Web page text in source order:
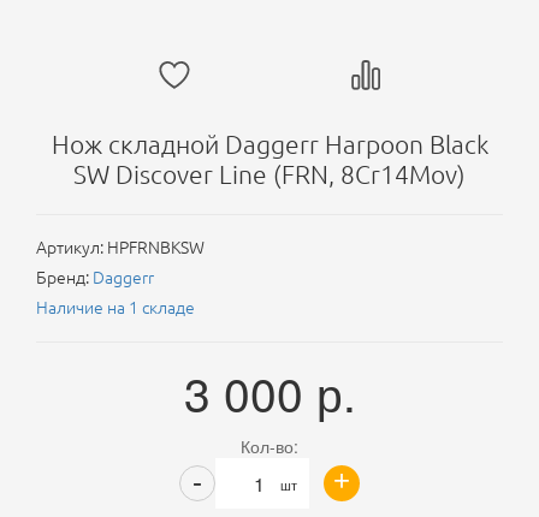
Нож складной Daggerr Harpoon Black
SW Discover Line (FRN, 8Cr14Mov)
Артикул: HPFRNBKSW
Бренд: Daggerr
Наличие на 1 складе
3 000 р.
Кол-во:
шт +
-